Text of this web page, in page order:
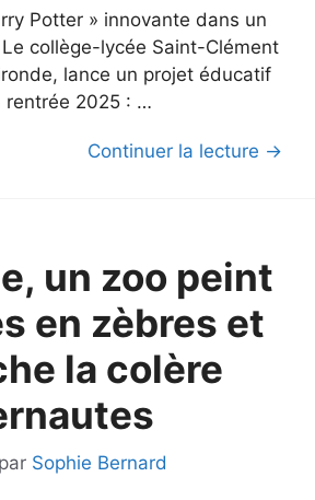
Potter » innovante dans un
collège-lycée Saint-Clément
lance un projet éducatif
rentrée 2025 : …
Continuer la lecture →
un zoo peint
en zèbres et
la colère
par Sophie Bernard